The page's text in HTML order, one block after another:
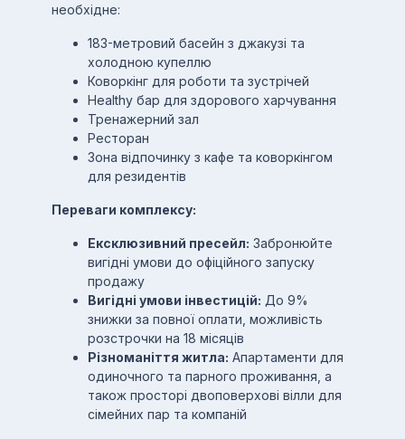
необхідне:
183-метровий басейн з джакузі та
холодною купеллю
Коворкінг для роботи та зустрічей
Healthy бар для здорового харчування
Тренажерний зал
Ресторан
Зона відпочинку з кафе та коворкінгом
для резидентів
Переваги комплексу:
Ексклюзивний пресейл: Забронюйте
вигідні умови до офіційного запуску
продажу
Вигідні умови інвестицій: До 9%
знижки за повної оплати, можливість
розстрочки на 18 місяців
Різноманіття житла: Апартаменти для
одиночного та парного проживання, а
також просторі двоповерхові вілли для
сімейних пар та компаній